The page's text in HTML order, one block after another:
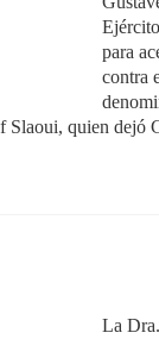
para
contra
Slaoui, quien
La